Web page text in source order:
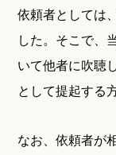
依頼者としては
した。そこで、
いて他者に吹聴
として提起する
なお、依頼者が